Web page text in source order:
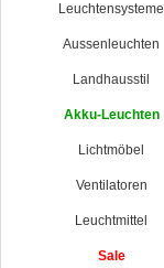
Leuchtensysteme
Aussenleuchten
Landhausstil
Akku-Leuchten
Lichtmöbel
Ventilatoren
Leuchtmittel
Sale